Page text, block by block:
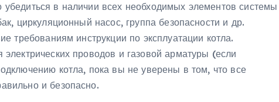
в наличии всех необходимых элементов системы
циркуляционный насос, группа безопасности и др.
требованиям инструкции по эксплуатации котла.
проводов и газовой арматуры (если
котла, пока вы не уверены в том, что все
и безопасно.